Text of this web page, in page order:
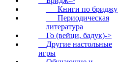
Книги по бриджу
Периодическая
литература
Го (вейци, бадук)->
Другие настольные
игры